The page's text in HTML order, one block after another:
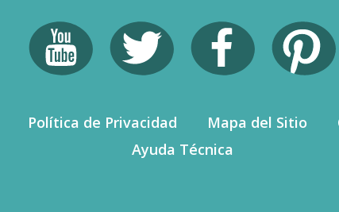
Política de Privacidad Mapa del Sitio
Ayuda Técnica